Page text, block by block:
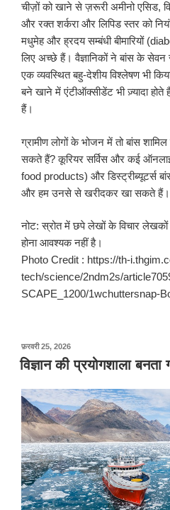
चीज़ों को खाने से ज़रूरी अमीनो एसिड,
और रक्त शर्करा और लिपिड स्तर को
मधुमेह और ह्रदय सम्बंधी बीमारियों
लिए अच्छे हैं। वैज्ञानिकों ने बांस के सेवन
एक व्यवस्थित बहु-देशीय विश्लेषण भी
बने खाने में एंटीऑक्सीडेंट भी ज़्यादा होते
हैं।
ग्रामीण लोगों के भोजन में तो बांस
सकते हैं? कूरियर सर्विस और कई
food products) और डिस्ट्रीब्यूटर्स
और हम उनसे से खरीदकर खा सकते हैं।
नोट: स्रोत में छपे लेखों के विचार
होना आवश्यक नहीं है।
Photo Credit : https://th-
tech/science/2ndm2s/
SCAPE_1200/1wchuttersnap-
फ़रवरी 25, 2026पर
प्रकाशित
किया
विज्ञान की प्रयोगशाला बनता